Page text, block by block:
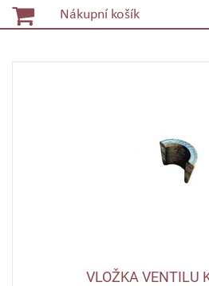
Nákupní košík
VLOŽKA VENTILU